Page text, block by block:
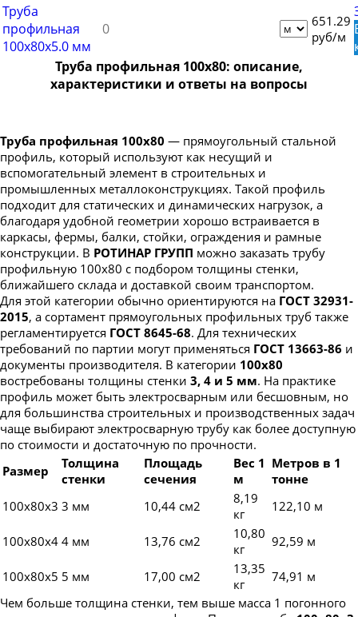
Труба профильная 160х140
Труба профильная 180х60
Труба профильная 180х80
Труба профильная 180х125
Труба профильная 180х140
Труба профильная 200х100
Труба профильная 200х120
Труба профильная 200х160
Труба профильная 220х100
Труба профильная 230х100
Труба профильная 240х120
Труба профильная 240х160
Труба профильная 250х150
Труба профильная 300х100
Труба профильная 300х200
Труба профильная 350х250
Труба профильная 400х200
Труба
профильная
100х80х5.0 мм
651.29
руб/м
Труба профильная 100х80: описание,
характеристики и ответы на вопросы
Труба профильная 100х80 — прямоугольный стальной
профиль, который используют как несущий и
вспомогательный элемент в строительных и
промышленных металлоконструкциях. Такой профиль
подходит для статических и динамических нагрузок, а
благодаря удобной геометрии хорошо встраивается в
каркасы, фермы, балки, стойки, ограждения и рамные
конструкции. В РОТИНАР ГРУПП можно заказать трубу
профильную 100х80 с подбором толщины стенки,
ближайшего склада и доставкой своим транспортом.
Для этой категории обычно ориентируются на ГОСТ 32931-
2015, а сортамент прямоугольных профильных труб также
регламентируется ГОСТ 8645-68. Для технических
требований по партии могут применяться ГОСТ 13663-86 и
документы производителя. В категории 100х80
востребованы толщины стенки 3, 4 и 5 мм. На практике
профиль может быть электросварным или бесшовным, но
для большинства строительных и производственных задач
чаще выбирают электросварную трубу как более доступную
по стоимости и достаточную по прочности.
Размер
Толщина
стенки
Площадь
сечения
Вес 1
м
Метров в 1
тонне
100х80х3 3 мм 10,44 см2
8,19
кг
122,10 м
100х80х4 4 мм 13,76 см2
10,80
кг
92,59 м
100х80х5 5 мм 17,00 см2
13,35
кг
74,91 м
Чем больше толщина стенки, тем выше масса 1 погонного